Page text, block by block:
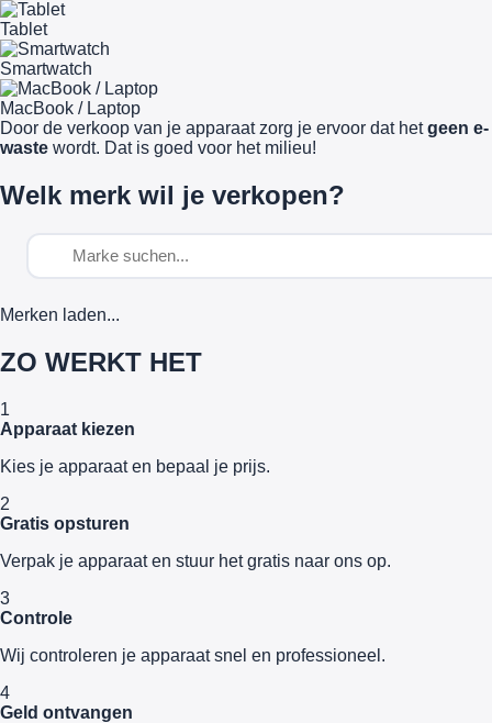
Tablet
Smartwatch
MacBook / Laptop
Door de verkoop van je apparaat zorg je ervoor dat hetgeen e-
waste wordt. Dat is goed voor het milieu!
Welk merk wil je verkopen?
Merken laden...
ZO WERKT HET
1
Apparaat kiezen
Kies je apparaat en bepaal je prijs.
2
Gratis opsturen
Verpak je apparaat en stuur het gratis naar ons op.
3
Controle
Wij controleren je apparaat snel en professioneel.
4
Geld ontvangen